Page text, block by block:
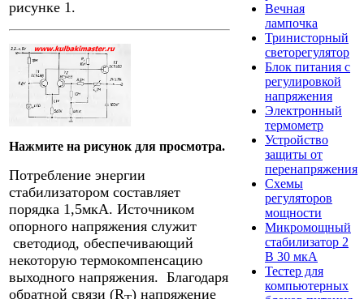
рисунке 1.
Нажмите на рисунок для просмотра.
Потребление энергии
стабилизатором составляет
порядка 1,5мкА. Источником
опорного напряжения служит
светодиод, обеспечивающий
некоторую термокомпенсацию
выходного напряжения. Благодаря
обратной связи (R ) напряжение
Вечная
лампочка
Тринисторный
светорегулятор
Блок питания с
регулировкой
напряжения
Электронный
термометр
Устройство
защиты от
перенапряжения
Схемы
регуляторов
мощности
Микромощный
стабилизатор 2
В 30 мкА
Тестер для
компьютерных